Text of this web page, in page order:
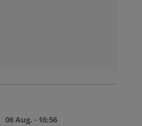
06 Aug. - 16:56